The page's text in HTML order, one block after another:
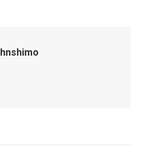
hnshimo